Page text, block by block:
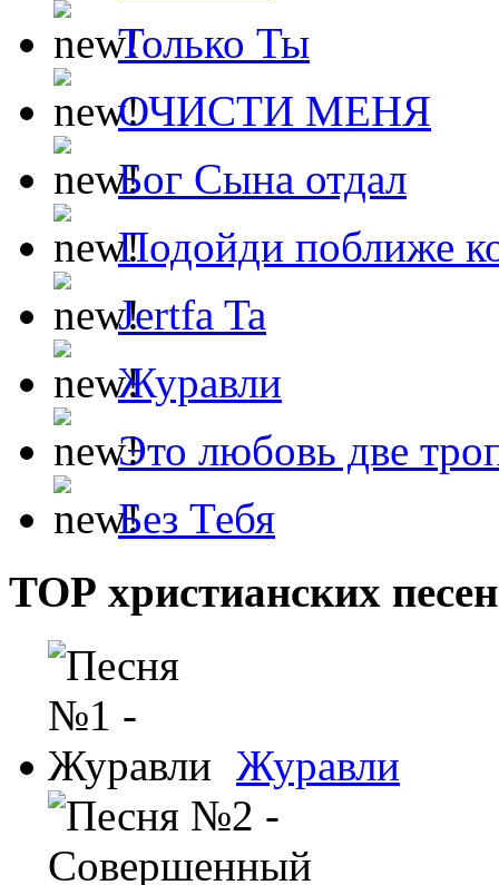
Только Ты
ОЧИСТИ МЕНЯ
Бог Сына отдал
Подойди поближе
Jertfa Ta
Журавли
Это любовь две
Без Тебя
ТОР христианских песен
Журавли